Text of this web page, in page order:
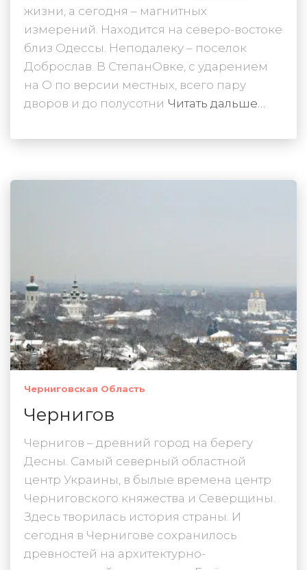
жизни, а сегодня – магнитных
измерений. Находится на северо-востоке
близ Одессы. Неподалеку – поселок
Доброслав. В СтепанОвке, с ударением
на О по версии местных, всего пару
дворов и до полусотни Читать дальше…
Черниговская Область
Чернигов
Чернигов – древний город на берегу
Десны. Самый северный областной
центр Украины, в былые времена центр
Черниговского княжества и Северщины.
Здесь творилась история страны. И
сегодня в Чернигове сохранилось
древностей на архитектурно-